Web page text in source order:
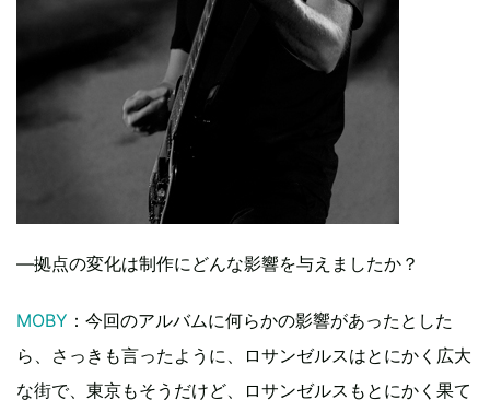
―拠点の変化は制作にどんな影響を与えましたか？
MOBY ：今回のアルバムに何らかの影響があったとした
ら、さっきも言ったように、ロサンゼルスはとにかく広大
な街で、東京もそうだけど、ロサンゼルスもとにかく果て